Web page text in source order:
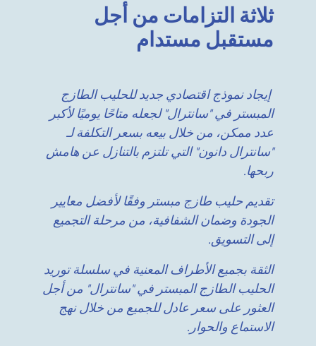
ثلاثة التزامات من أجل
مستقبل مستدام
إيجاد نموذج اقتصادي جديد للحليب الطازج
المبستر في "سانترال" لجعله متاحًا يوميًا لأكبر
عدد ممكن، من خلال بيعه بسعر التكلفة لـ
"سانترال دانون" التي تلتزم بالتنازل عن هامش
ربحها.
تقديم حليب طازج مبستر وفقًا لأفضل معايير
الجودة وضمان الشفافية، من مرحلة التجميع
إلى التسويق.
الثقة بجميع الأطراف المعنية في سلسلة توريد
الحليب الطازج المبستر في "سانترال" من أجل
العثور على سعر عادل للجميع من خلال نهج
الاستماع والحوار.